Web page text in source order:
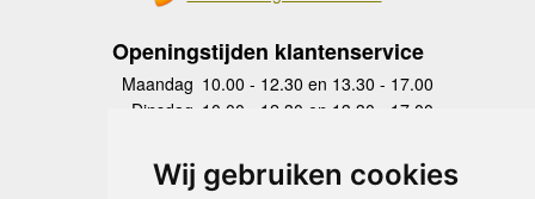
Wij gebruiken cookies
Openingstijden klantenservice
Maandag 10.00 - 12.30 en 13.30 - 17.00
Dinsdag 10.00 - 12.30 en 13.30 - 17.00
Donderdag
10.00 - 12.30 en 13.30 - 17.00
Vrijdag 10.00 - 12.30 en 13.30 - 17.00